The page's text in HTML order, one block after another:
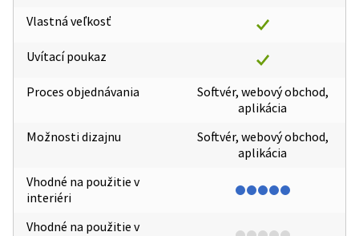
Vlastná veľkosť
Uvítací poukaz
Proces objednávania
Možnosti dizajnu
Vhodné na použitie v
interiéri
Vhodné na použitie v
Softvér, webový obchod,
aplikácia
Softvér, webový obchod,
aplikácia